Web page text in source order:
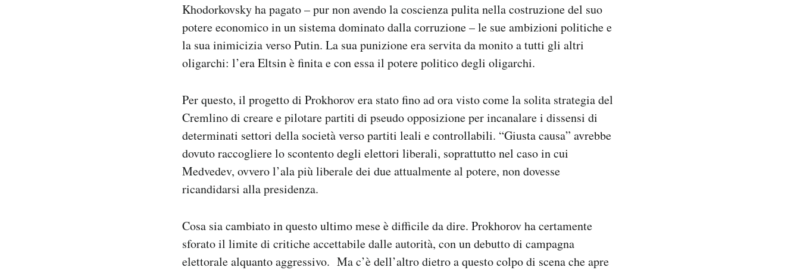
Khodorkovsky ha pagato – pur non avendo la coscienza pulita nella costruzione del suo
potere economico in un sistema dominato dalla corruzione – le sue ambizioni politiche e
la sua inimicizia verso Putin. La sua punizione era servita da monito a tutti gli altri
oligarchi: l’era Eltsin è finita e con essa il potere politico degli oligarchi.
Per questo, il progetto di Prokhorov era stato fino ad ora visto come la solita strategia del
Cremlino di creare e pilotare partiti di pseudo opposizione per incanalare i dissensi di
determinati settori della società verso partiti leali e controllabili. “Giusta causa” avrebbe
dovuto raccogliere lo scontento degli elettori liberali, soprattutto nel caso in cui
Medvedev, ovvero l’ala più liberale dei due attualmente al potere, non dovesse
ricandidarsi alla presidenza.
Cosa sia cambiato in questo ultimo mese è difficile da dire. Prokhorov ha certamente
sforato il limite di critiche accettabile dalle autorità, con un debutto di campagna
elettorale alquanto aggressivo. Ma c’è dell’altro dietro a questo colpo di scena che apre